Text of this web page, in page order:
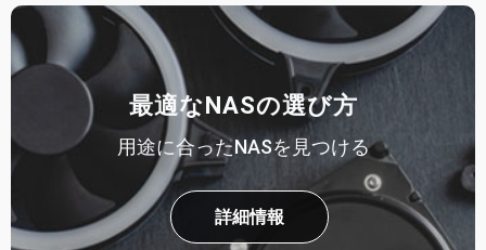
最適なNASの選び方
用途に合ったNASを見つける
詳細情報